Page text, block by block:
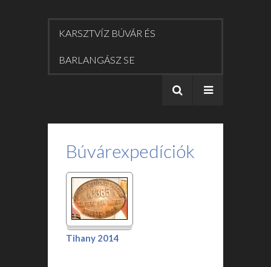
KARSZTVÍZ BÚVÁR ÉS
BARLANGÁSZ SE
Búvárexpedíciók
Tihany 2014